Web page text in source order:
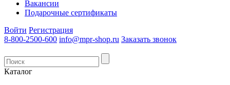
Вакансии
Подарочные сертификаты
Войти Регистрация
8-800-2500-600 info@mpr-shop.ru Заказать звонок
Каталог